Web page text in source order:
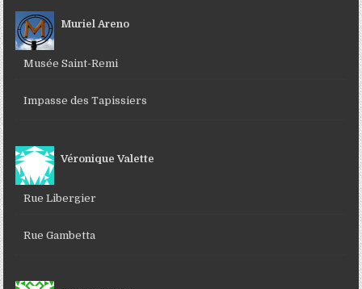
Muriel Areno
Musée Saint-Remi
Impasse des Tapissiers
Véronique Valette
Rue Libergier
Rue Gambetta